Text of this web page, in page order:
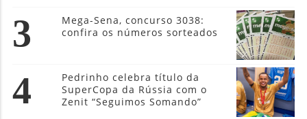
3
Mega-Sena, concurso 3038:
confira os números sorteados
4
Pedrinho celebra título da
SuperCopa da Rússia com o
Zenit “Seguimos Somando”